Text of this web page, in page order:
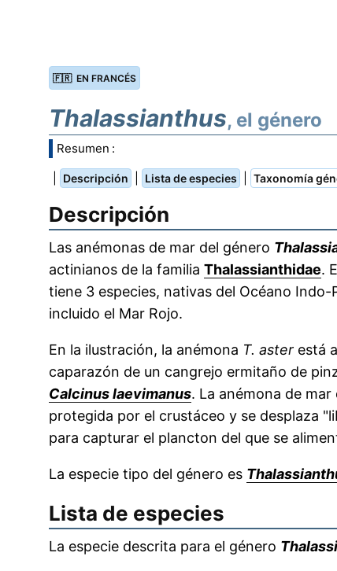
🇫🇷 EN FRANCÉS
Thalassianthus, el género
Resumen :
Descripción Lista de especies Taxonomía
Descripción
Las anémonas de mar del género
actinianos de la familia Thalassianthidae.
tiene 3 especies, nativas del Océano Indo-
incluido el Mar Rojo.
En la ilustración, la anémona T. aster está
caparazón de un cangrejo ermitaño de
Calcinus laevimanus. La anémona de mar
protegida por el crustáceo y se desplaza
para capturar el plancton del que se
La especie tipo del género es
Lista de especies
La especie descrita para el género